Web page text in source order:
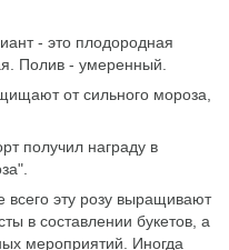
- это плодородная
Полив - умеренный.
от сильного мороза,
получил награду в
всего эту розу выращивают
в составлении букетов, а
мероприятий. Иногда